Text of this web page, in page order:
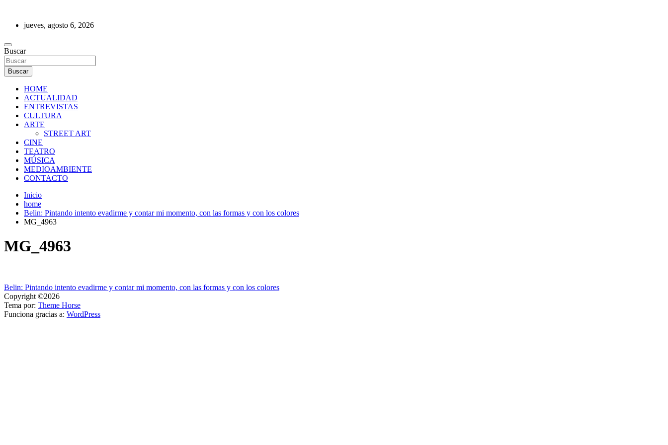
contenidojueves, agosto 6, 2026
REVISTA DE PRENSA
Buscar
Buscar
HOME
ACTUALIDAD
ENTREVISTAS
CULTURA
ARTE
STREET ART
CINE
TEATRO
MÚSICA
MEDIOAMBIENTE
CONTACTO
Inicio
home
Belin: Pintando intento evadirme y contar mi momento, con las formas y con los colores
MG_4963
MG_4963
Navegación
de
entradas
Belin: Pintando intento evadirme y contar mi momento, con las formas y con los colores
Copyright ©2026
Tema por: Theme Horse
Funciona gracias a: WordPress